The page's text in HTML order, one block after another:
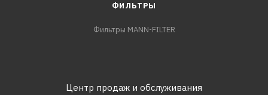
ФИЛЬТРЫ
Фильтры MANN-FILTER
Центр продаж и обслуживания